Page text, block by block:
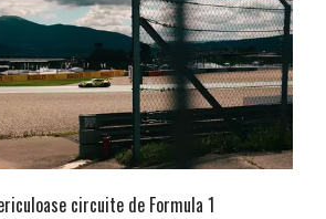
circuite de Formula 1